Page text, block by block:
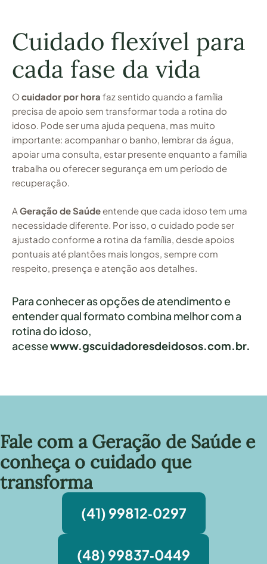
Cuidado flexível para
cada fase da vida
Ocuidador por hora faz sentido quando a família
precisa de apoio sem transformar toda a rotina do
idoso. Pode ser uma ajuda pequena, mas muito
importante: acompanhar o banho, lembrar da água,
apoiar uma consulta, estar presente enquanto a família
trabalha ou oferecer segurança em um período de
recuperação.
A Geração de Saúde entende que cada idoso tem uma
necessidade diferente. Por isso, o cuidado pode ser
ajustado conforme a rotina da família, desde apoios
pontuais até plantões mais longos, sempre com
respeito, presença e atenção aos detalhes.
Para conhecer as opções de atendimento e
entender qual formato combina melhor com a
rotina do idoso,
acessewww.gscuidadoresdeidosos.com.br.
Fale com a Geração de Saúde e
conheça o cuidado que
transforma
(41) 99812‑0297
(48) 99837‑0449